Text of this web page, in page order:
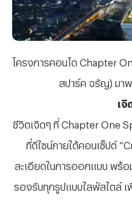
โครงการคอนโด Chapter
สปาร์ค จรัญ) มา
เจิ
ชีวิตเจิดๆ ที่ Chapter One
ที่ดีไซน์ภายใต้คอนเซ็ปต์
ละเอียดในการออกแบบ พร้
รองรับทุกรูปแบบไลฟ์สไตล์